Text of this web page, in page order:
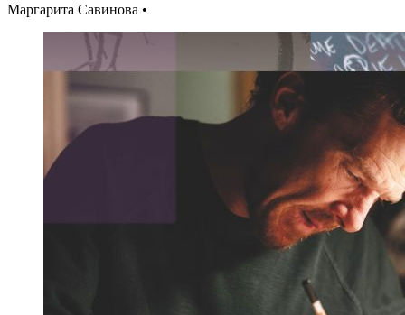
Маргарита Савинова •